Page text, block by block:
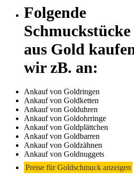
Folgende
Schmuckstücke
aus Gold
wir zB. an:
Ankauf von Goldringen
Ankauf von Goldketten
Ankauf von Golduhren
Ankauf von Goldohrringe
Ankauf von Goldplättchen
Ankauf von Goldbarren
Ankauf von Goldzähnen
Ankauf von Goldnuggets
Preise für Goldschmuck anzeigen